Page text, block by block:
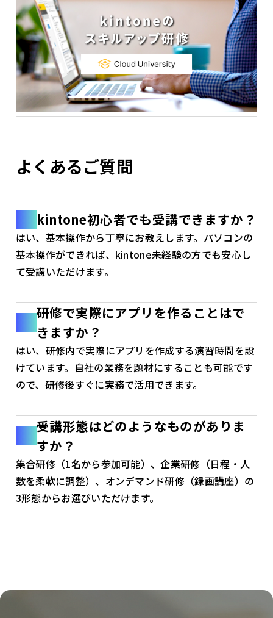
よくあるご質問
kintone初心者でも受講できますか？
はい、基本操作から丁寧にお教えします。パソコンの
基本操作ができれば、kintone未経験の方でも安心し
て受講いただけます。
研修で実際にアプリを作ることはで
きますか？
はい、研修内で実際にアプリを作成する演習時間を設
けています。自社の業務を題材にすることも可能です
ので、研修後すぐに実務で活用できます。
受講形態はどのようなものがありま
すか？
集合研修（1名から参加可能）、企業研修（日程・人
数を柔軟に調整）、オンデマンド研修（録画講座）の
3形態からお選びいただけます。